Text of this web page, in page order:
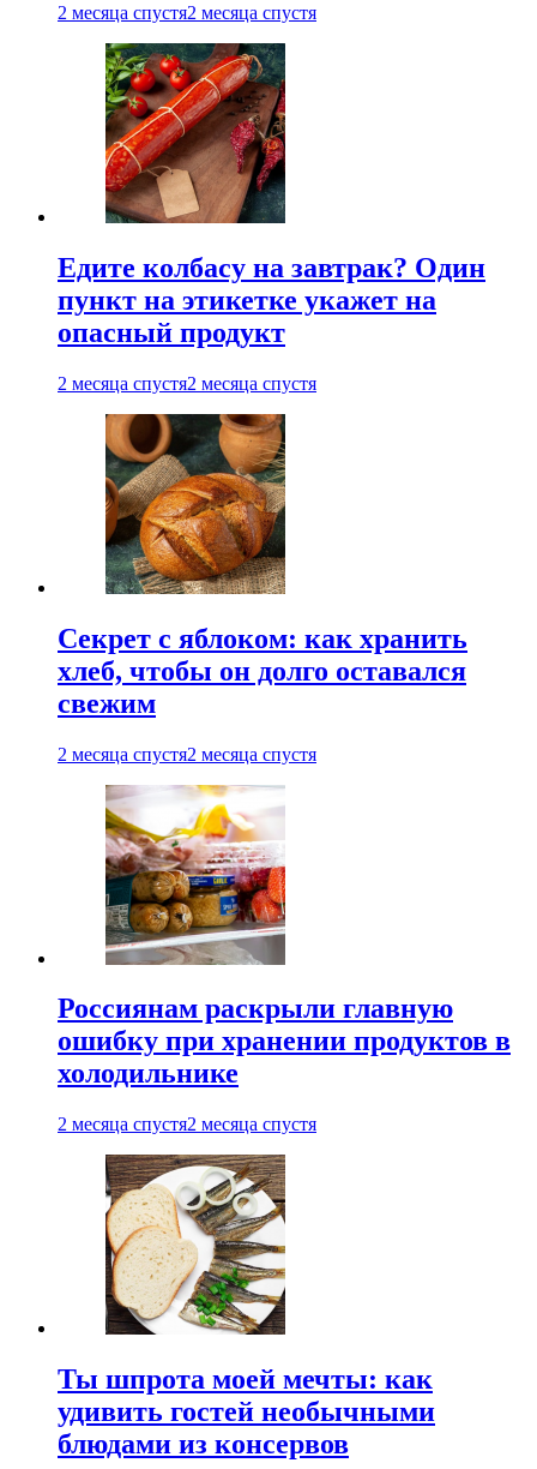
2 месяца спустя2 месяца спустя
Едите колбасу на завтрак? Один
пункт на этикетке укажет на
опасный продукт
2 месяца спустя2 месяца спустя
Секрет с яблоком: как хранить
хлеб, чтобы он долго оставался
свежим
2 месяца спустя2 месяца спустя
Россиянам раскрыли главную
ошибку при хранении продуктов в
холодильнике
2 месяца спустя2 месяца спустя
Ты шпрота моей мечты: как
удивить гостей необычными
блюдами из консервов